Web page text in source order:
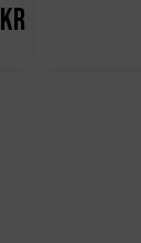
kr